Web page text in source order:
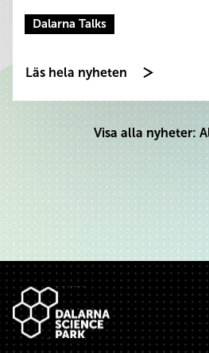
Dalarna Talks
Läs hela nyheten
Visa alla nyheter:
Sidfot